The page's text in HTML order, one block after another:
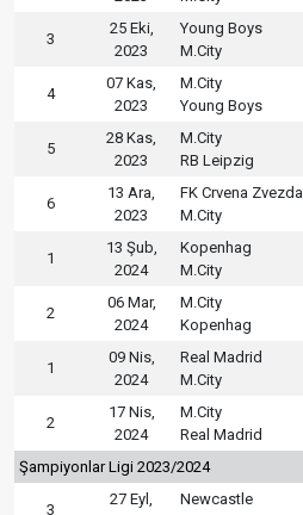
3
25 Eki,
2023
Young Boys
M.City
4
07 Kas,
2023
M.City
Young Boys
5
28 Kas,
2023
M.City
RB Leipzig
6
13 Ara,
2023
FK Crvena Zvezda
M.City
1
13 Şub,
2024
Kopenhag
M.City
2
06 Mar,
2024
M.City
Kopenhag
1
09 Nis,
2024
Real Madrid
M.City
2
17 Nis,
2024
M.City
Real Madrid
Şampiyonlar Ligi 2023/2024
3
27 Eyl,
Newcastle